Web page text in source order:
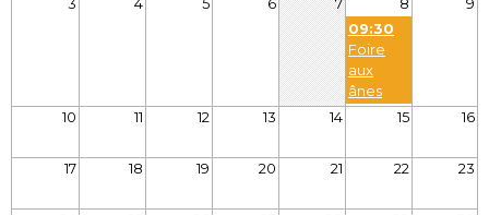
09:30
Foire
aux
ânes
3 4 5 6 7 8 9
10 11 12 13 14 15 16
17 18 19 20 21 22 23